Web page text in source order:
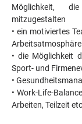
Möglichkeit,
mitzugestalten
• ein motiviertes
Arbeitsatmosphäre
• die Möglichkeit
Sport- und
•
• Work-Life-
Arbeiten, Teilzeit